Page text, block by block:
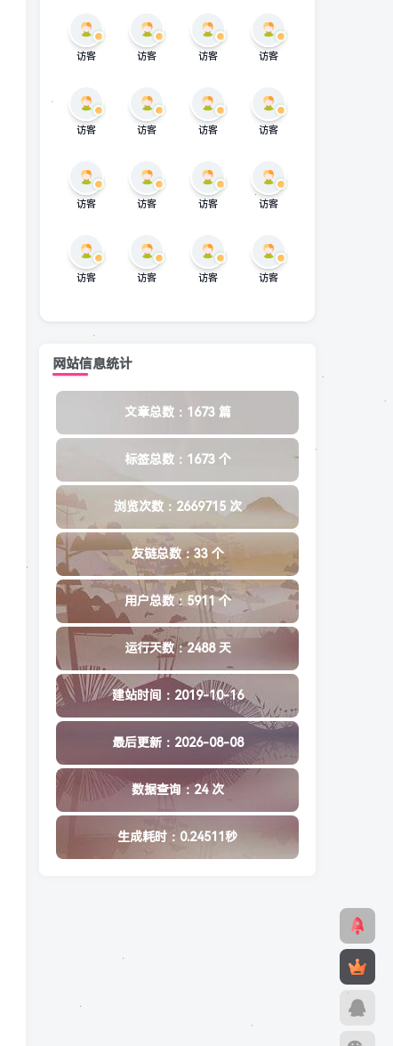
访客 访客 访客 访客
访客 访客 访客 访客
访客 访客 访客 访客
访客 访客 访客 访客
网站信息统计
文章总数：1673 篇
标签总数：1673 个
浏览次数：2669715 次
友链总数：33 个
用户总数：5911 个
运行天数：2488 天
建站时间：2019-10-16
最后更新：2026-08-08
数据查询：24 次
生成耗时：0.24511秒